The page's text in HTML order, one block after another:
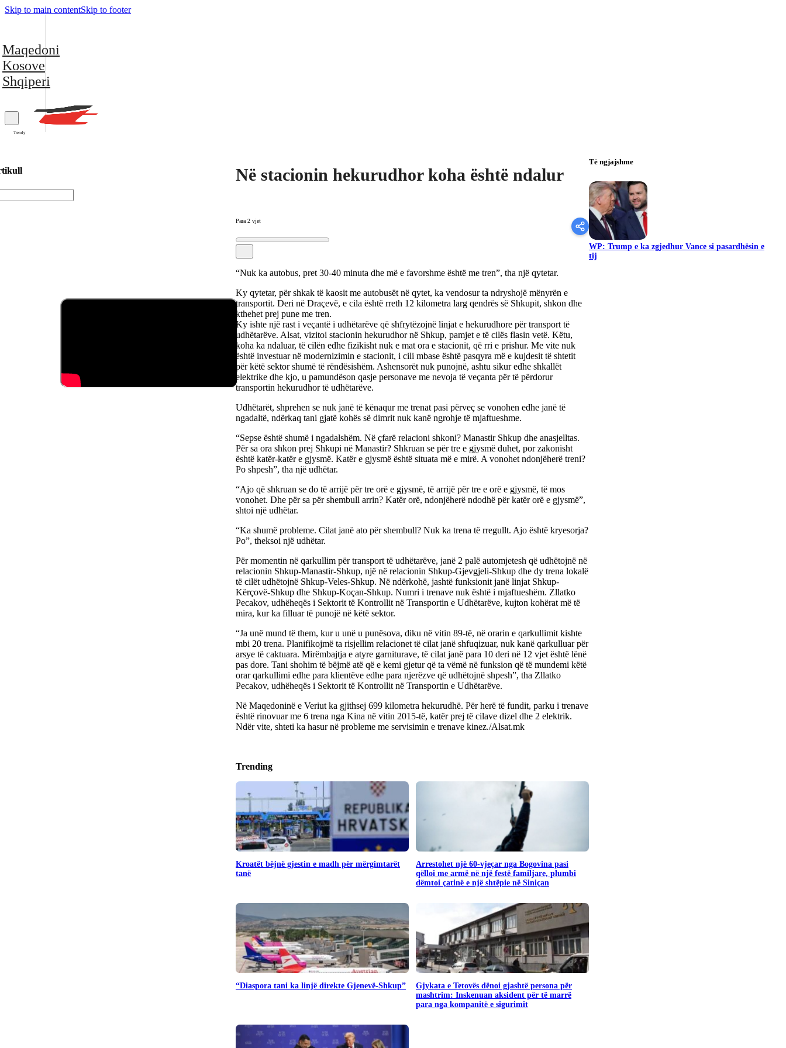
Skip to main contentSkip to footer
Maqedoni
Kosove
Shqiperi
Trendy
Në stacionin hekurudhor koha është ndalur
Para 2 vjet
“Nuk ka autobus, pret 30-40 minuta dhe më e favorshme është me tren”, tha një qytetar.
Ky qytetar, për shkak të kaosit me autobusët në qytet, ka vendosur ta ndryshojë mënyrën e
transportit. Deri në Draçevë, e cila është rreth 12 kilometra larg qendrës së Shkupit, shkon dhe
kthehet prej pune me tren.
Ky ishte një rast i veçantë i udhëtarëve që shfrytëzojnë linjat e hekurudhore për transport të
udhëtarëve. Alsat, vizitoi stacionin hekurudhor në Shkup, pamjet e të cilës flasin vetë. Këtu,
koha ka ndaluar, të cilën edhe fizikisht nuk e mat ora e stacionit, që rri e prishur. Me vite nuk
është investuar në modernizimin e stacionit, i cili mbase është pasqyra më e kujdesit të shtetit
për këtë sektor shumë të rëndësishëm. Ashensorët nuk punojnë, ashtu sikur edhe shkallët
elektrike dhe kjo, u pamundëson qasje personave me nevoja të veçanta për të përdorur
transportin hekurudhor të udhëtarëve.
Udhëtarët, shprehen se nuk janë të kënaqur me trenat pasi përveç se vonohen edhe janë të
ngadaltë, ndërkaq tani gjatë kohës së dimrit nuk kanë ngrohje të mjaftueshme.
“Sepse është shumë i ngadalshëm. Në çfarë relacioni shkoni? Manastir Shkup dhe anasjelltas.
Për sa ora shkon prej Shkupi në Manastir? Shkruan se për tre e gjysmë duhet, por zakonisht
është katër-katër e gjysmë. Katër e gjysmë është situata më e mirë. A vonohet ndonjëherë treni?
Po shpesh”, tha një udhëtar.
“Ajo që shkruan se do të arrijë për tre orë e gjysmë, të arrijë për tre e orë e gjysmë, të mos
vonohet. Dhe për sa për shembull arrin? Katër orë, ndonjëherë ndodhë për katër orë e gjysmë”,
shtoi një udhëtar.
“Ka shumë probleme. Cilat janë ato për shembull? Nuk ka trena të rregullt. Ajo është kryesorja?
Po”, theksoi një udhëtar.
Për momentin në qarkullim për transport të udhëtarëve, janë 2 palë automjetesh që udhëtojnë në
relacionin Shkup-Manastir-Shkup, një në relacionin Shkup-Gjevgjeli-Shkup dhe dy trena lokalë
të cilët udhëtojnë Shkup-Veles-Shkup. Në ndërkohë, jashtë funksionit janë linjat Shkup-
Kërçovë-Shkup dhe Shkup-Koçan-Shkup. Numri i trenave nuk është i mjaftueshëm. Zllatko
Pecakov, udhëheqës i Sektorit të Kontrollit në Transportin e Udhëtarëve, kujton kohërat më të
mira, kur ka filluar të punojë në këtë sektor.
“Ja unë mund të them, kur u unë u punësova, diku në vitin 89-të, në orarin e qarkullimit kishte
mbi 20 trena. Planifikojmë ta risjellim relacionet të cilat janë shfuqizuar, nuk kanë qarkulluar për
arsye të caktuara. Mirëmbajtja e atyre garniturave, të cilat janë para 10 deri në 12 vjet është lënë
pas dore. Tani shohim të bëjmë atë që e kemi gjetur që ta vëmë në funksion që të mundemi këtë
orar qarkullimi edhe para klientëve edhe para njerëzve që udhëtojnë shpesh”, tha Zllatko
Pecakov, udhëheqës i Sektorit të Kontrollit në Transportin e Udhëtarëve.
Në Maqedoninë e Veriut ka gjithsej 699 kilometra hekurudhë. Për herë të fundit, parku i trenave
është rinovuar me 6 trena nga Kina në vitin 2015-të, katër prej të cilave dizel dhe 2 elektrik.
Ndër vite, shteti ka hasur në probleme me servisimin e trenave kinez./Alsat.mk
Trending
Kroatët bëjnë gjestin e madh për mërgimtarët
tanë
Arrestohet një 60-vjeçar nga Bogovina pasi
qëlloi me armë në një festë familjare, plumbi
dëmtoi çatinë e një shtëpie në Siniçan
“Diaspora tani ka linjë direkte Gjenevë-Shkup”
Gjykata e Tetovës dënoi gjashtë persona për
mashtrim: Inskenuan aksident për të marrë
para nga kompanitë e sigurimit
Të ngjajshme
WP: Trump e ka zgjedhur Vance si pasardhësin e
tij